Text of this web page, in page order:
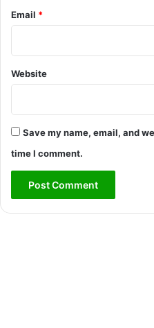
Email *
Website
Save my name, email, and
time I comment.